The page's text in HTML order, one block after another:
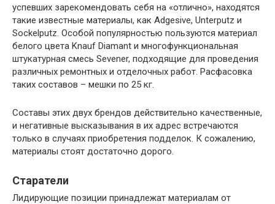
успевших зарекомендовать себя на «отлично», находятся
такие известные материалы, как Adgesive, Unterputz и
Sockelputz. Особой популярностью пользуются материал
белого цвета Knauf Diamant и многофункциональная
штукатурная смесь Sevener, подходящие для проведения
различных ремонтных и отделочных работ. Расфасовка
таких составов – мешки по 25 кг.
Составы этих двух брендов действительно качественные,
и негативные высказывания в их адрес встречаются
только в случаях приобретения подделок. К сожалению,
материалы стоят достаточно дорого.
Старатели
Лидирующие позиции принадлежат материалам от